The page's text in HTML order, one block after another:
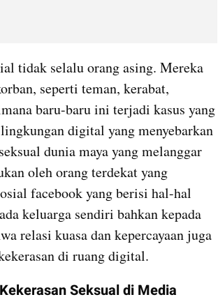
tidak selalu orang asing. Mereka
seperti teman, kerabat,
baru-baru ini terjadi kasus yang
digital yang menyebarkan
dunia maya yang melanggar
oleh orang terdekat yang
facebook yang berisi hal-hal
keluarga sendiri bahkan kepada
relasi kuasa dan kepercayaan juga
di ruang digital.
Seksual di Media